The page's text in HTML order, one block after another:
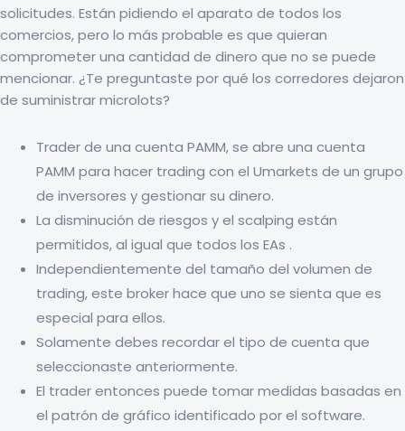
solicitudes. Están pidiendo el aparato de todos los
comercios, pero lo más probable es que quieran
comprometer una cantidad de dinero que no se puede
mencionar. ¿Te preguntaste por qué los corredores dejaron
de suministrar microlots?
Trader de una cuenta PAMM, se abre una cuenta
PAMM para hacer trading con el Umarkets de un grupo
de inversores y gestionar su dinero.
La disminución de riesgos y el scalping están
permitidos, al igual que todos los EAs .
Independientemente del tamaño del volumen de
trading, este broker hace que uno se sienta que es
especial para ellos.
Solamente debes recordar el tipo de cuenta que
seleccionaste anteriormente.
El trader entonces puede tomar medidas basadas en
el patrón de gráfico identificado por el software.